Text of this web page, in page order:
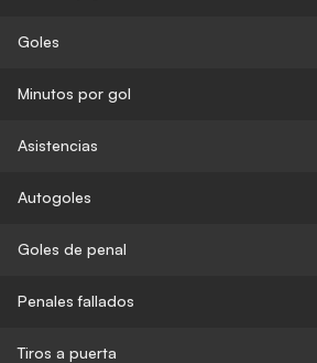
Goles
Minutos por gol
Asistencias
Autogoles
Goles de penal
Penales fallados
Tiros a puerta